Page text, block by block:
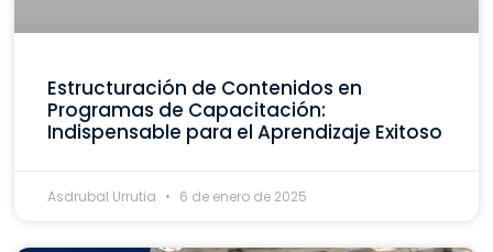
Estructuración de Contenidos en
Programas de Capacitación:
Indispensable para el Aprendizaje Exitoso
Asdrubal Urrutia 6 de enero de 2025